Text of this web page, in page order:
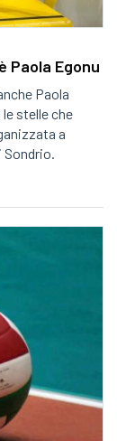
Paola Egonu
Paola
le stelle che
a
Sondrio.